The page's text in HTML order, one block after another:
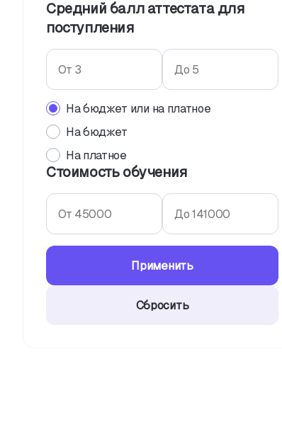
Средний балл аттестата для
поступления
На бюджет или на платное
На бюджет
На платное
Стоимость обучения
Применить
Сбросить